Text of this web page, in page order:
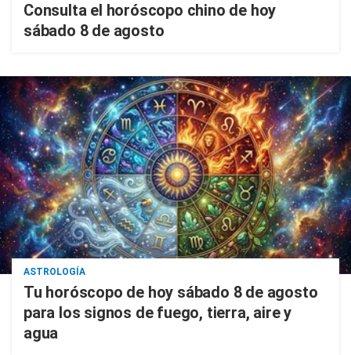
Consulta el horóscopo chino de hoy
sábado 8 de agosto
ASTROLOGÍA
Tu horóscopo de hoy sábado 8 de agosto
para los signos de fuego, tierra, aire y
agua